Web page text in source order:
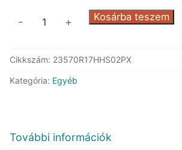
Eurowinter
XL
- + Kosárba teszem
Cikkszám: 23570R17HHS02PX
Kategória: Egyéb
További információk